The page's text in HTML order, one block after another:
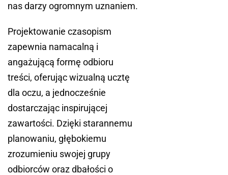
nas darzy ogromnym uznaniem.
Projektowanie czasopism
zapewnia namacalną i
angażującą formę odbioru
treści, oferując wizualną ucztę
dla oczu, a jednocześnie
dostarczając inspirującej
zawartości. Dzięki starannemu
planowaniu, głębokiemu
zrozumieniu swojej grupy
odbiorców oraz dbałości o